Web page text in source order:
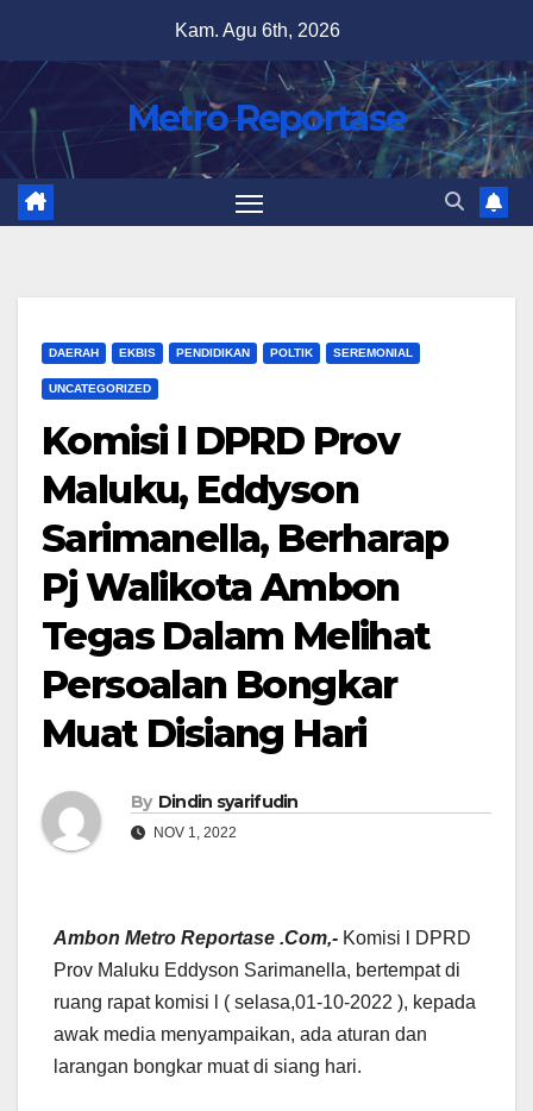
content
Kam. Agu 6th, 2026
Metro Reportase
DAERAH EKBIS PENDIDIKAN POLTIK SEREMONIAL
UNCATEGORIZED
Komisi l DPRD Prov
Maluku, Eddyson
Sarimanella, Berharap
Pj Walikota Ambon
Tegas Dalam Melihat
Persoalan Bongkar
Muat Disiang Hari
By Dindin syarifudin
NOV 1, 2022
Ambon Metro Reportase .Com,- Komisi l DPRD
Prov Maluku Eddyson Sarimanella, bertempat di
ruang rapat komisi l ( selasa,01-10-2022 ), kepada
awak media menyampaikan, ada aturan dan
larangan bongkar muat di siang hari.